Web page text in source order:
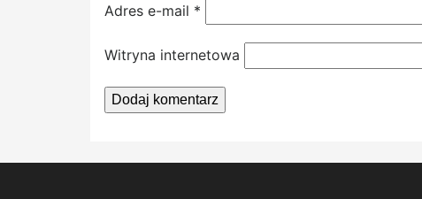
Adres e-mail *
Witryna internetowa